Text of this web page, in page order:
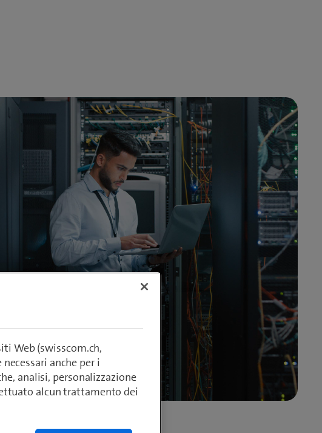
Web (swisscom.ch,
anche per i
analisi, personalizzazione
alcun trattamento dei